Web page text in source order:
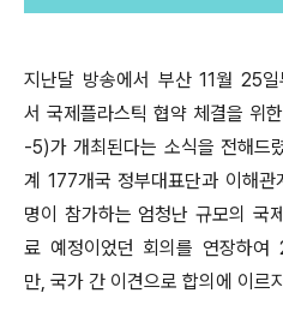
지난달 방송에서 부산 11월 25
서 국제플라스틱 협약 체결을 위
-5)가 개최된다는 소식을 전해드
계 177개국 정부대표단과 이해
명이 참가하는 엄청난 규모의 국
료 예정이었던 회의를 연장하여
만, 국가 간 이견으로 합의에 이르